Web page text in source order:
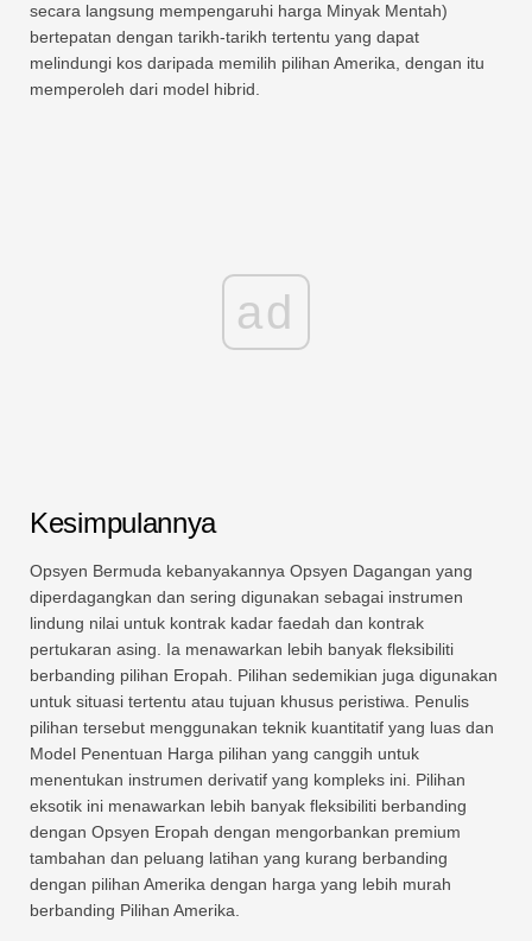
secara langsung mempengaruhi harga Minyak Mentah)
bertepatan dengan tarikh-tarikh tertentu yang dapat
melindungi kos daripada memilih pilihan Amerika, dengan itu
memperoleh dari model hibrid.
ad
Kesimpulannya
Opsyen Bermuda kebanyakannya Opsyen Dagangan yang
diperdagangkan dan sering digunakan sebagai instrumen
lindung nilai untuk kontrak kadar faedah dan kontrak
pertukaran asing. Ia menawarkan lebih banyak fleksibiliti
berbanding pilihan Eropah. Pilihan sedemikian juga digunakan
untuk situasi tertentu atau tujuan khusus peristiwa. Penulis
pilihan tersebut menggunakan teknik kuantitatif yang luas dan
Model Penentuan Harga pilihan yang canggih untuk
menentukan instrumen derivatif yang kompleks ini. Pilihan
eksotik ini menawarkan lebih banyak fleksibiliti berbanding
dengan Opsyen Eropah dengan mengorbankan premium
tambahan dan peluang latihan yang kurang berbanding
dengan pilihan Amerika dengan harga yang lebih murah
berbanding Pilihan Amerika.